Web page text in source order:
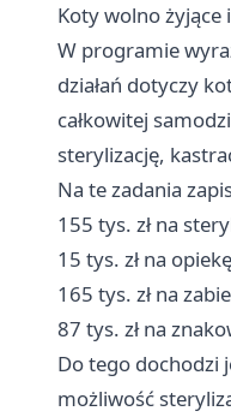
Koty wolno żyjące
W programie
działań dotyczy
całkowitej
sterylizację,
Na te zadania
155 tys. zł na
15 tys. zł na
165 tys. zł na
87 tys. zł na
Do tego dochodzi
możliwość